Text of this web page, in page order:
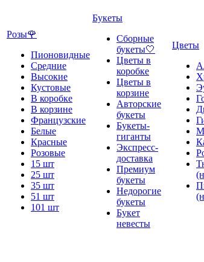
Розы🌹
Пионовидные
Средние
Высокие
Кустовые
В коробке
В корзине
Французские
Белые
Красные
Розовые
15 шт
25 шт
35 шт
51 шт
101 шт
Букеты
Сборные
букеты🤍
Цветы в
коробке
Цветы в
корзине
Авторские
букеты
Букеты-
гиганты
Экспресс-
доставка
Премиум
букеты
Недорогие
букеты
Букет
невесты
Цветы